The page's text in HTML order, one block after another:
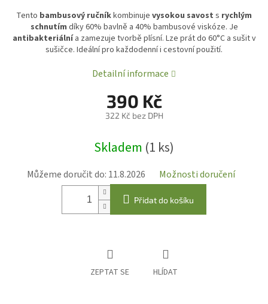
390 Kč
322 Kč bez DPH
cena:
Skladem (1 ks)
Můžeme doručit do: 11.8.2026 Možnosti doručení
Přidat do košíku
Tento bambusový ručníkkombinuje vysokou savost s rychlým
schnutím díky 60% bavlně a 40% bambusové viskóze. Je
antibakteriálnía zamezuje tvorbě plísní. Lze prát do 60°C a sušit v
sušičce. Ideální pro každodenní i cestovní použití.
Detailní informace
ZEPTAT SE HLÍDAT